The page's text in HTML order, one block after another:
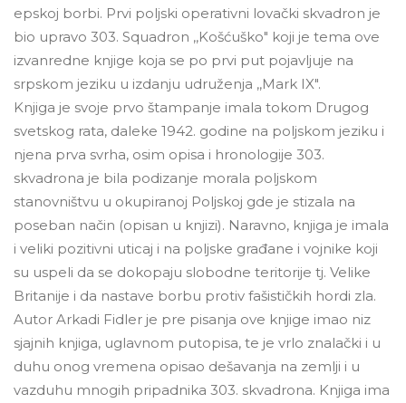
epskoj borbi. Prvi poljski operativni lovački skvadron je
bio upravo 303. Squadron ,,Košćuško" koji je tema ove
izvanredne knjige koja se po prvi put pojavljuje na
srpskom jeziku u izdanju udruženja ,,Mark IX".
Knjiga je svoje prvo štampanje imala tokom Drugog
svetskog rata, daleke 1942. godine na poljskom jeziku i
njena prva svrha, osim opisa i hronologije 303.
skvadrona je bila podizanje morala poljskom
stanovništvu u okupiranoj Poljskoj gde je stizala na
poseban način (opisan u knjizi). Naravno, knjiga je imala
i veliki pozitivni uticaj i na poljske građane i vojnike koji
su uspeli da se dokopaju slobodne teritorije tj. Velike
Britanije i da nastave borbu protiv fašističkih hordi zla.
Autor Arkadi Fidler je pre pisanja ove knjige imao niz
sjajnih knjiga, uglavnom putopisa, te je vrlo znalački i u
duhu onog vremena opisao dešavanja na zemlji i u
vazduhu mnogih pripadnika 303. skvadrona. Knjiga ima